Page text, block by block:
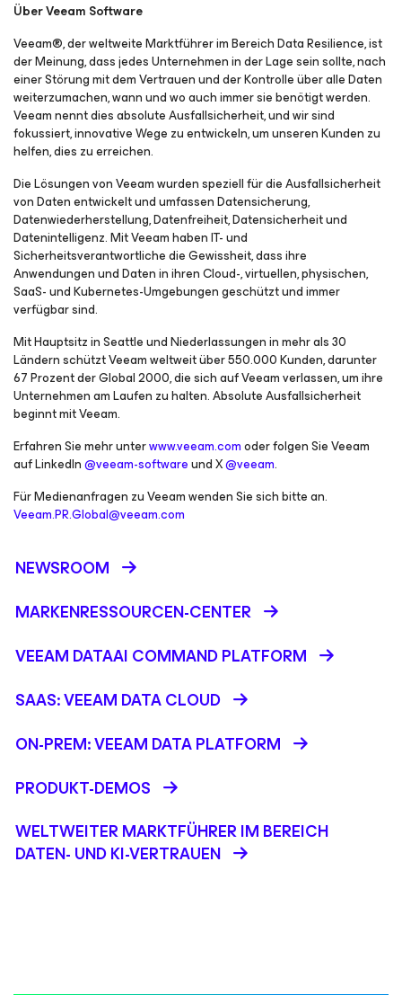
Über Veeam Software
Veeam®, der weltweite Marktführer im Bereich Data Resilience, ist
der Meinung, dass jedes Unternehmen in der Lage sein sollte, nach
einer Störung mit dem Vertrauen und der Kontrolle über alle Daten
weiterzumachen, wann und wo auch immer sie benötigt werden.
Veeam nennt dies absolute Ausfallsicherheit, und wir sind
fokussiert, innovative Wege zu entwickeln, um unseren Kunden zu
helfen, dies zu erreichen.
Die Lösungen von Veeam wurden speziell für die Ausfallsicherheit
von Daten entwickelt und umfassen Datensicherung,
Datenwiederherstellung, Datenfreiheit, Datensicherheit und
Datenintelligenz. Mit Veeam haben IT- und
Sicherheitsverantwortliche die Gewissheit, dass ihre
Anwendungen und Daten in ihren Cloud-, virtuellen, physischen,
SaaS- und Kubernetes-Umgebungen geschützt und immer
verfügbar sind.
Mit Hauptsitz in Seattle und Niederlassungen in mehr als 30
Ländern schützt Veeam weltweit über 550.000 Kunden, darunter
67 Prozent der Global 2000, die sich auf Veeam verlassen, um ihre
Unternehmen am Laufen zu halten. Absolute Ausfallsicherheit
beginnt mit Veeam.
Erfahren Sie mehr unterwww.veeam.comoder folgen Sie Veeam
auf LinkedIn@veeam-softwareund X@veeam.
Für Medienanfragen zu Veeam wenden Sie sich bitte an.
Veeam.PR.Global@veeam.com
NEWSROOM
MARKENRESSOURCEN-CENTER
VEEAM DATAAI COMMAND PLATFORM
SAAS: VEEAM DATA CLOUD
ON-PREM: VEEAM DATA PLATFORM
PRODUKT-DEMOS
WELTWEITER MARKTFÜHRER IM BEREICH
DATEN- UND KI-VERTRAUEN